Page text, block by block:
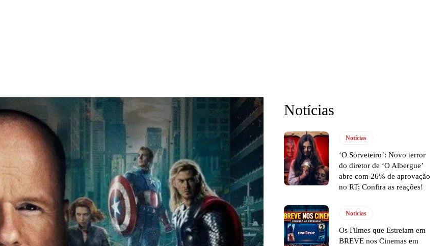
Notícias
Notícias
‘O Sorveteiro’: Novo terror
do diretor de ‘O Albergue’
abre com 26% de aprovação
no RT; Confira as reações!
Notícias
Os Filmes que Estreiam em
BREVE nos Cinemas em